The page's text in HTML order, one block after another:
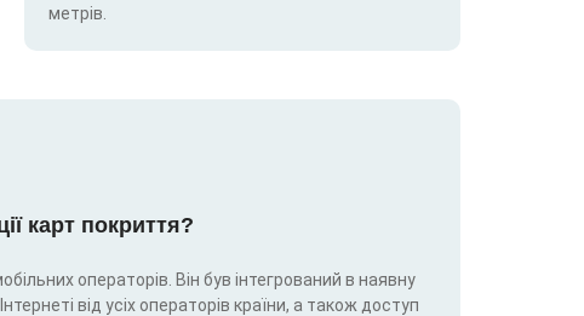
метрів.
карт покриття?
операторів. Він був інтегрований в наявну
від усіх операторів країни, а також доступ